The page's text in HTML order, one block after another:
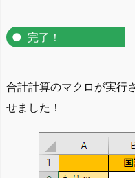
完了！
合計計算のマクロが実行
せました！